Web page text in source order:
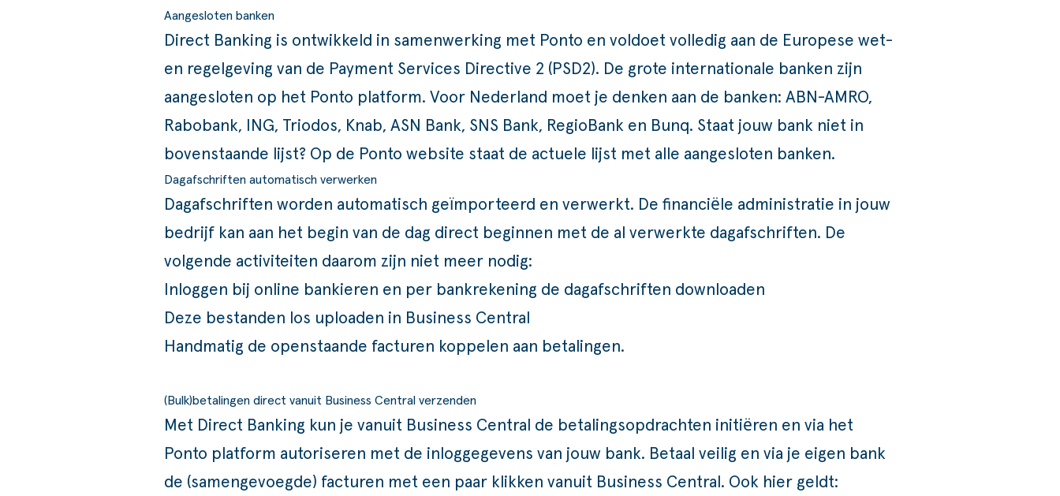
Aangesloten banken
Direct Banking is ontwikkeld in samenwerking met Ponto en voldoet volledig aan de Europese wet-
en regelgeving van de Payment Services Directive 2 (PSD2). De grote internationale banken zijn
aangesloten op het Ponto platform. Voor Nederland moet je denken aan de banken: ABN-AMRO,
Rabobank, ING, Triodos, Knab, ASN Bank, SNS Bank, RegioBank en Bunq. Staat jouw bank niet in
bovenstaande lijst? Op de Ponto website staat de actuele lijst met alle aangesloten banken.
Dagafschriften automatisch verwerken
Dagafschriften worden automatisch geïmporteerd en verwerkt. De financiële administratie in jouw
bedrijf kan aan het begin van de dag direct beginnen met de al verwerkte dagafschriften. De
volgende activiteiten daarom zijn niet meer nodig:
Inloggen bij online bankieren en per bankrekening de dagafschriften downloaden
Deze bestanden los uploaden in Business Central
Handmatig de openstaande facturen koppelen aan betalingen.
(Bulk)betalingen direct vanuit Business Central verzenden
Met Direct Banking kun je vanuit Business Central de betalingsopdrachten initiëren en via het
Ponto platform autoriseren met de inloggegevens van jouw bank. Betaal veilig en via je eigen bank
de (samengevoegde) facturen met een paar klikken vanuit Business Central. Ook hier geldt: